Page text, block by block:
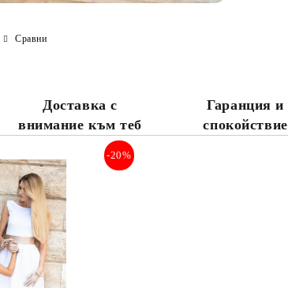
Сравни
Доставка с
внимание към теб
Гаранция и
спокойствие
-20%